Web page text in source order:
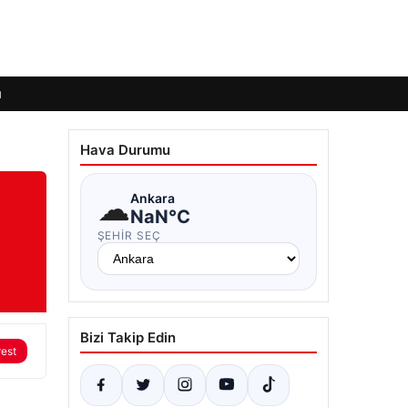
Hava Durumu
☁Ankara
NaN°C
ŞEHIR SEÇ
Bizi Takip Edin